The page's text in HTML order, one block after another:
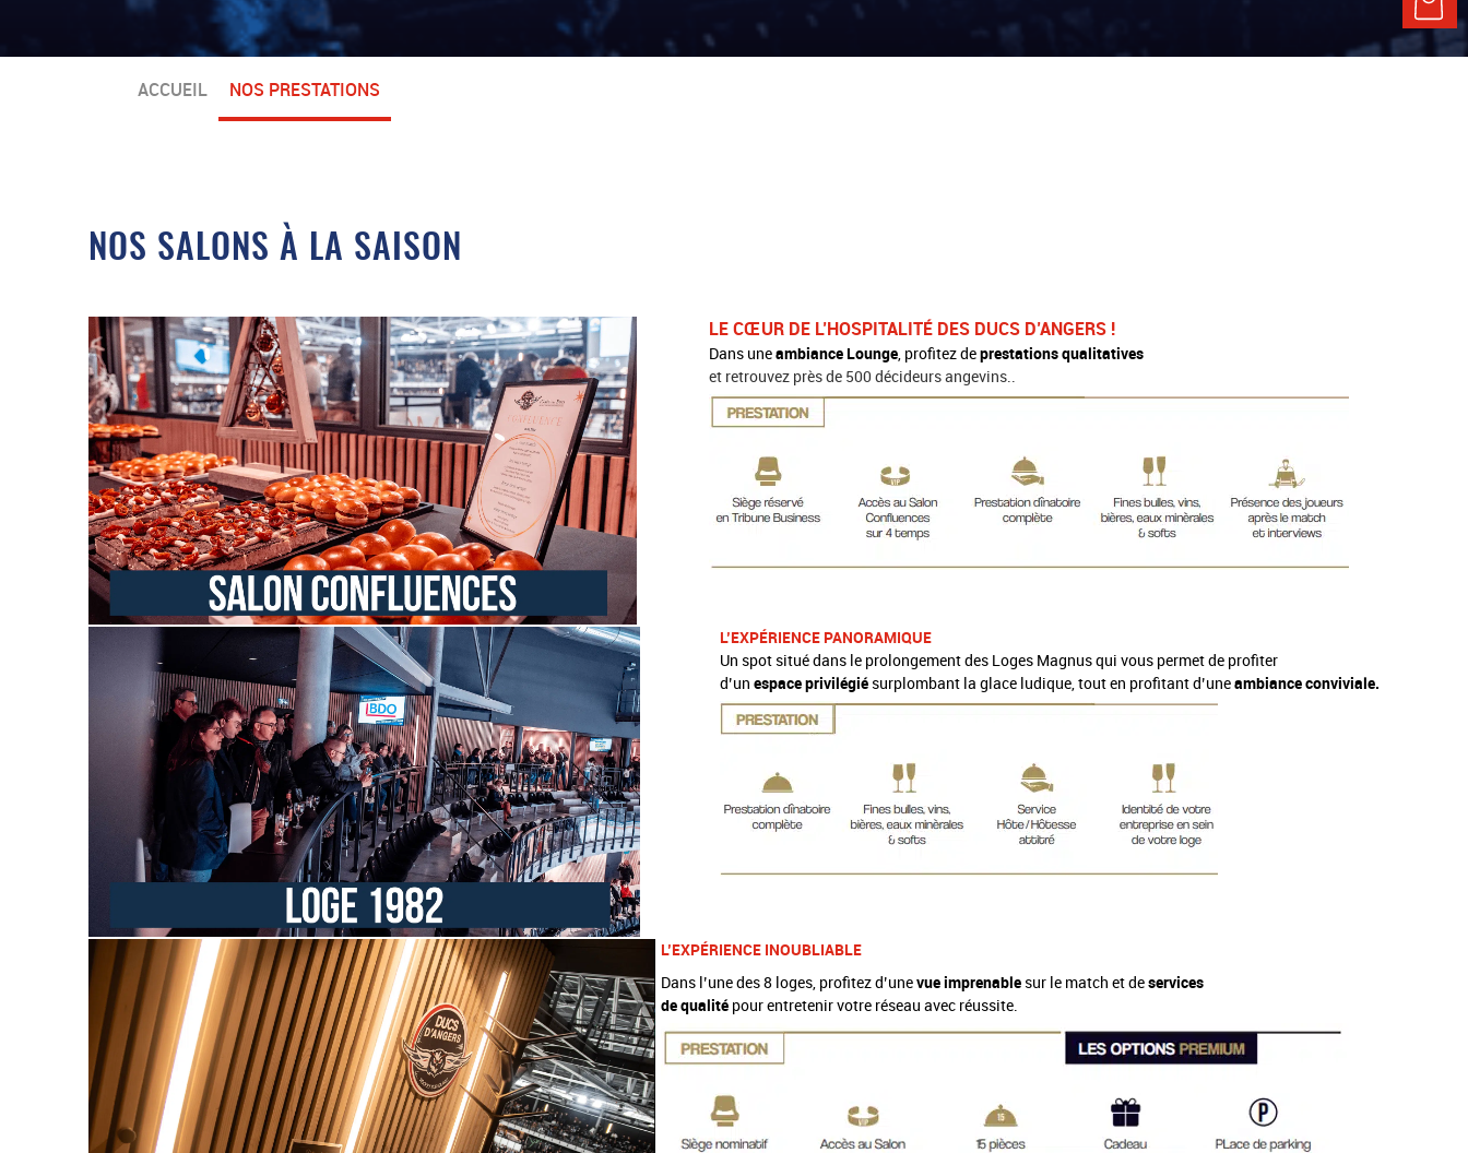
ACCUEIL NOS PRESTATIONS
NOS SALONS À LA SAISON
LE CŒUR DE L’HOSPITALITÉ DES DUCS D’ANGERS !
Dans uneambiance Lounge, profitez deprestations qualitatives
et retrouvez près de 500 décideurs angevins..
L’EXPÉRIENCE PANORAMIQUE
Un spot situé dans le prolongement des Loges Magnus qui vous permet de profiter
d’un espace privilégié surplombant la glace ludique, tout en profitant d’uneambiance conviviale.
L’EXPÉRIENCE INOUBLIABLE
Dans l’une des 8 loges, profitez d’unevue imprenable sur le match et deservices
de qualité pour entretenir votre réseau avec réussite.